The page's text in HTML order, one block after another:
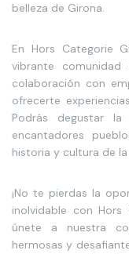
belleza de Girona.
En Hors Categorie
vibrante comunidad
colaboración con
ofrecerte
Podrás degustar la
encantadores
historia y cultura de
¡No te pierdas la
inolvidable con Hors
únete a nuestra
hermosas y